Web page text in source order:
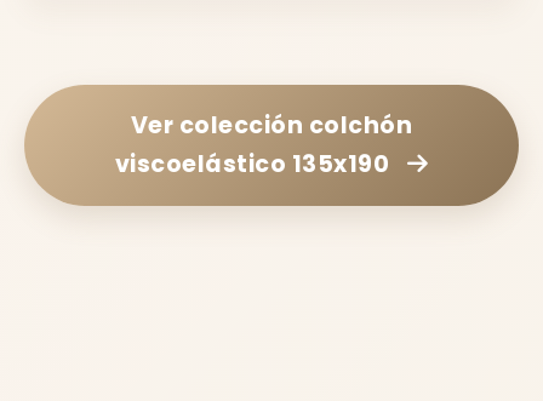
Ver colección colchón
viscoelástico 135x190